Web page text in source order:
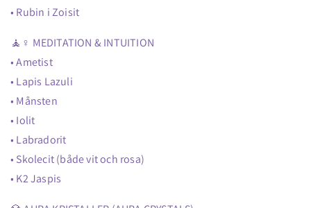
• Rubin i Zoisit
🧘♀️ MEDITATION & INTUITION
• Ametist
• Lapis Lazuli
• Månsten
• Iolit
• Labradorit
• Skolecit (både vit och rosa)
• K2 Jaspis